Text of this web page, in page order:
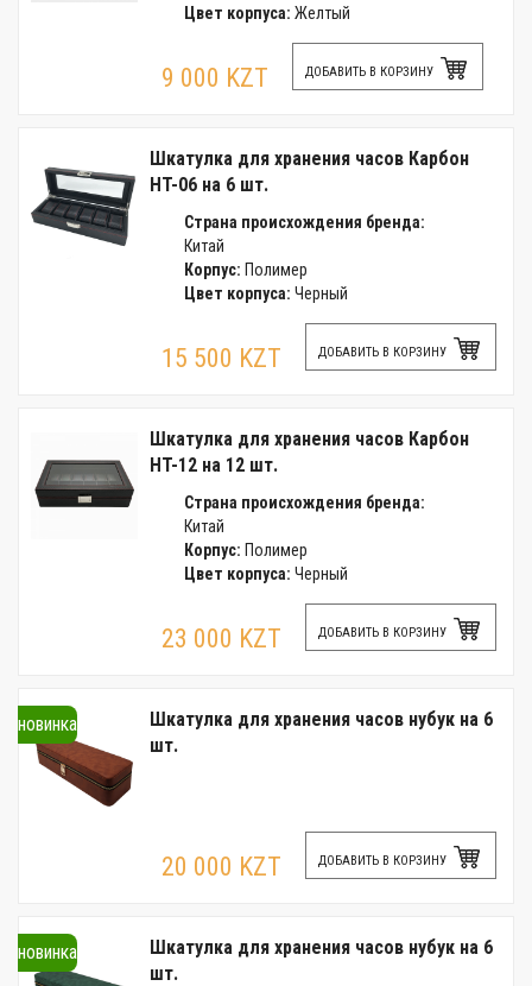
Цвет корпуса: Желтый
9 000 KZT ДОБАВИТЬ В КОРЗИНУ
Шкатулка для хранения часов Карбон
HT-06 на 6 шт.
Страна происхождения бренда:
Китай
Корпус: Полимер
Цвет корпуса: Черный
15 500 KZT ДОБАВИТЬ В КОРЗИНУ
Шкатулка для хранения часов Карбон
HT-12 на 12 шт.
Страна происхождения бренда:
Китай
Корпус: Полимер
Цвет корпуса: Черный
23 000 KZT ДОБАВИТЬ В КОРЗИНУ
новинка
Шкатулка для хранения часов нубук на 6
шт.
20 000 KZT ДОБАВИТЬ В КОРЗИНУ
новинка
Шкатулка для хранения часов нубук на 6
шт.